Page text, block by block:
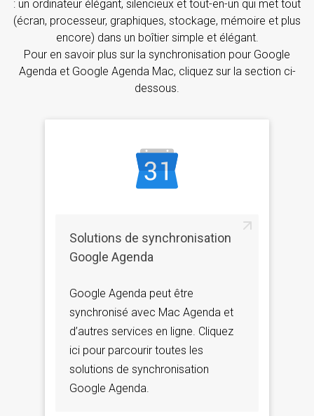
: un ordinateur élégant, silencieux et tout-en-un qui met tout
(écran, processeur, graphiques, stockage, mémoire et plus
encore) dans un boîtier simple et élégant.
Pour en savoir plus sur la synchronisation pour Google
Agenda et Google Agenda Mac, cliquez sur la section ci-
dessous.
Solutions de synchronisation
Google Agenda
Google Agenda peut être
synchronisé avec Mac Agenda et
d’autres services en ligne. Cliquez
ici pour parcourir toutes les
solutions de synchronisation
Google Agenda.